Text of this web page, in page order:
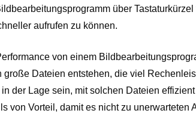
über Tastaturkürzel
aufrufen zu können.
von einem
Dateien entstehen, die viel
der Lage sein, mit solchen Dateien
von Vorteil, damit es nicht zu unerwarteten